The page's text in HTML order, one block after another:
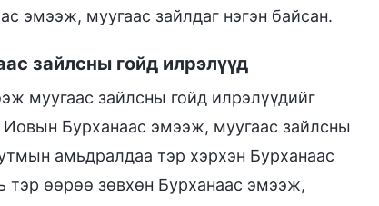
эмээж, муугаас зайлдаг нэгэн байсан.
зайлсны гойд илрэлүүд
муугаас зайлсны гойд илрэлүүдийг
Бурханаас эмээж, муугаас зайлсны
амьдралдаа тэр хэрхэн Бурханаас
тэр өөрөө зөвхөн Бурханаас эмээж,